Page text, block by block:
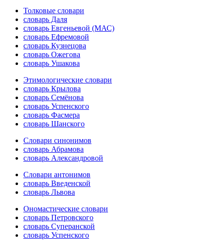
Толковые словари
словарь Даля
словарь Евгеньевой (МАС)
словарь Ефремовой
словарь Кузнецова
словарь Ожегова
словарь Ушакова
Этимологические словари
словарь Крылова
словарь Семёнова
словарь Успенского
словарь Фасмера
словарь Шанского
Словари синонимов
словарь Абрамова
словарь Александровой
Словари антонимов
словарь Введенской
словарь Львова
Ономастические словари
словарь Петровского
словарь Суперанской
словарь Успенского